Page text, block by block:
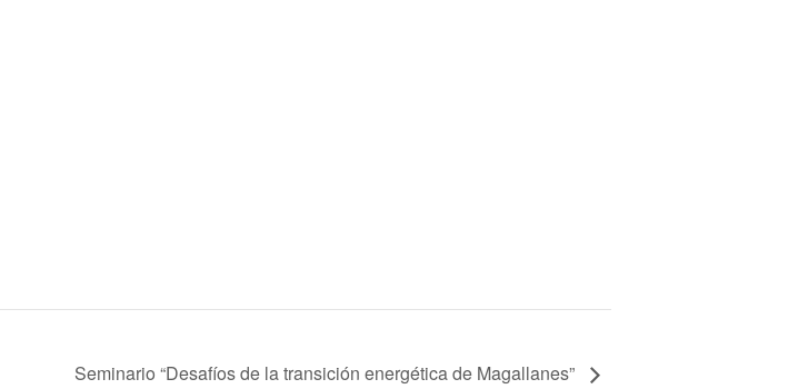
Seminario “Desafíos de la transición energética de Magallanes”